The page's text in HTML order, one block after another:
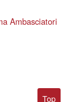
Ambasciatori
Top